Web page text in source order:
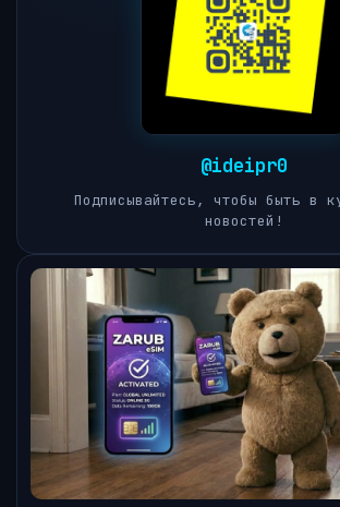
@ideipr0
Подписывайтесь, чтобы быть в
новостей!